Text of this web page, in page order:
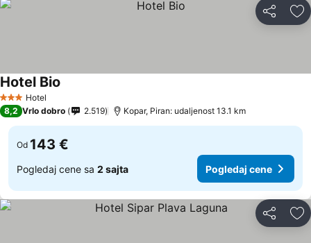
Deli
3 Zvezdice
Hotel
Hotel Bio
8,2 Vrlo dobro 2.519 Kopar, Piran: udaljenost 13.1 km
Od 143 €
Pogledaj cene sa 2 sajta Pogledaj cene
Deli